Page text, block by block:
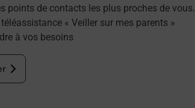
points de contacts les plus proches de vous.
« Veiller sur mes parents »
à vos besoins